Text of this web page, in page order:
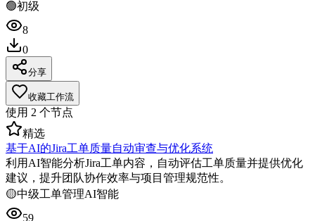
🟢初级
8
0
分享
收藏工作流
使用 2 个节点
精选
基于AI的Jira工单质量自动审查与优化系统
利用AI智能分析Jira工单内容，自动评估工单质量并提供优化
建议，提升团队协作效率与项目管理规范性。
🟡中级工单管理AI智能
59